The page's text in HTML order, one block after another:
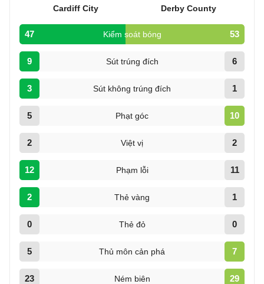
Cardiff City Derby County
47 Kiểm soát bóng 53
9 Sút trúng đích 6
3 Sút không trúng đích 1
5 Phạt góc 10
2 Việt vị 2
12 Phạm lỗi 11
2 Thẻ vàng 1
0 Thẻ đỏ 0
5 Thủ môn cản phá 7
23 Ném biên 29